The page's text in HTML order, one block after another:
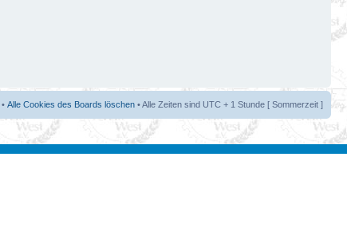
• Alle Cookies des Boards löschen • Alle Zeiten sind UTC + 1 Stunde [ Sommerzeit ]